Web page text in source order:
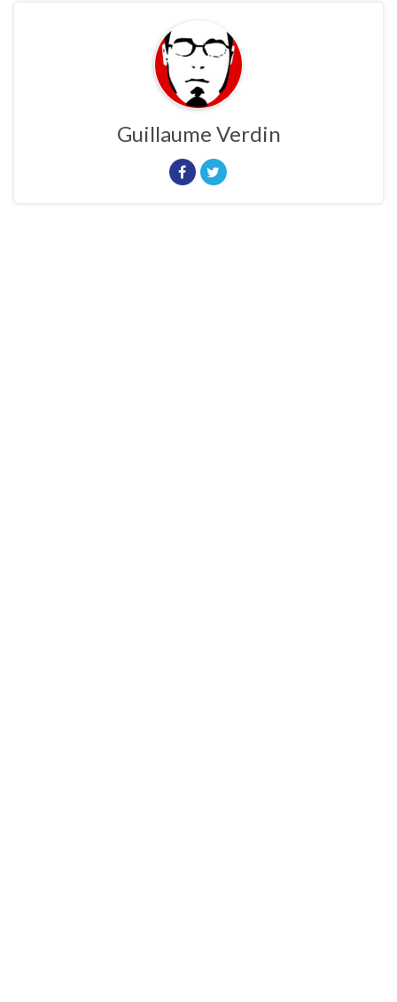
Guillaume Verdin